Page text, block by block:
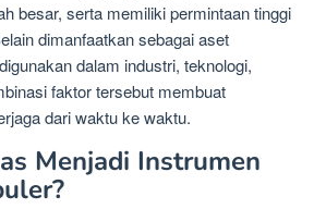
besar, serta memiliki permintaan tinggi
dimanfaatkan sebagai aset
dalam industri, teknologi,
faktor tersebut membuat
dari waktu ke waktu.
Menjadi Instrumen